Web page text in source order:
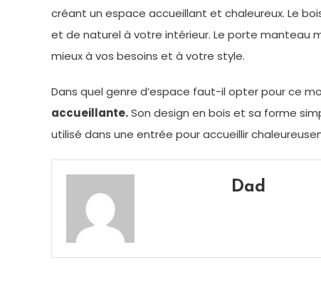
créant un espace accueillant et chaleureux. Le
et de naturel à votre intérieur. Le porte manteau
mieux à vos besoins et à votre style.
Dans quel genre d’espace faut-il opter pour ce
accueillante.Son design en bois et sa forme
utilisé dans une entrée pour accueillir
Dad